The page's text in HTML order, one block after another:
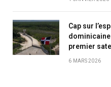
Cap sur
premier
6 MARS 2026